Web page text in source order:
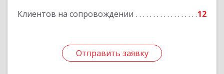
Клиентов на сопровождении 12
Отправить заявку
Отправить заявку